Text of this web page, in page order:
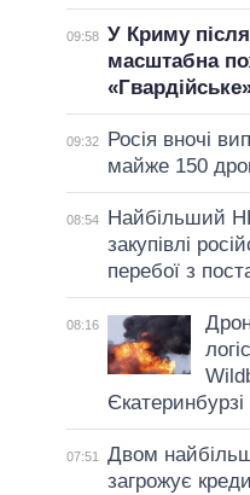
09:58 У Криму після
масштабна
09:32
Росія вночі
майже 150
08:54
Найбільший
закупівлі
перебої з
08:16
Єкатеринбурзі
07:51
Двом
загрожує